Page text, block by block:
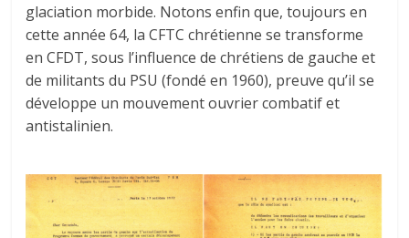
glaciation morbide. Notons enfin que, toujours en
cette année 64, la CFTC chrétienne se transforme
en CFDT, sous l’influence de chrétiens de gauche et
de militants du PSU (fondé en 1960), preuve qu’il se
développe un mouvement ouvrier combatif et
antistalinien.